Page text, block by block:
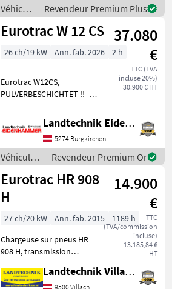
mit: Extra hydr. Fu
Véhicules
agricoles
à
Eurotrac
Revendeur Premium Plus
Eurotrac W 12 CS 37.080
€
TTC (TVA
incluse 20%)
30.900 € HT
26 ch/19 kW Ann. fab. 2026 2 h
Eurotrac W12CS,
PULVERBESCHICHTET !! -
Stufiger Fahrantrieb - extra
Hydraulikkreislauf
bedienbar mit Joystick
Landtechnik Eidenhammer GmbH
5274 Burgkirchen
Véhicules
agricoles
à moteur /
Eurotrac
Revendeur Premium Or
Eurotrac HR 908
H
14.900
€
TTC
(TVA/commission
incluse)
13.185,84 €
HT
27 ch/20 kW Ann. fab. 2015
1189 h
Chargeuse sur pneus HR
908 H, transmission
joystick et levier de
Landtechnik Villach GmbH
9500 Villach